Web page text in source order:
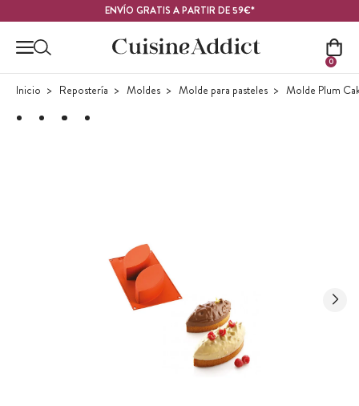
ENVÍO GRATIS A PARTIR DE 59€*
0
Inicio Repostería Moldes Molde para pasteles Molde Plum